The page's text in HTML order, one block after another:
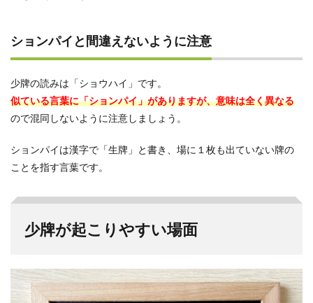
状態
でプ
する
変則
麻雀
「少
イテ
架空
枚目
をオ
ティ
とし
た特
ションパイと間違えないように注意
少牌の読みは「ショウハイ」です。
似ている言葉に「ションパイ」がありますが、意味は全く異なる
ので混同しないように注意しましょう。
ションパイは漢字で「生牌」と書き、場に１枚も出ていない牌の
ことを指す言葉です。
少牌が起こりやすい場面